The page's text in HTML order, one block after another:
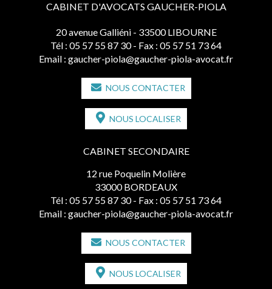
CABINET D'AVOCATS GAUCHER-PIOLA
20 avenue Galliéni - 33500 LIBOURNE
Tél : 05 57 55 87 30 - Fax : 05 57 51 73 64
Email : gaucher-piola@gaucher-piola-avocat.fr
NOUS CONTACTER
NOUS LOCALISER
CABINET SECONDAIRE
12 rue Poquelin Molière
33000 BORDEAUX
Tél : 05 57 55 87 30 - Fax : 05 57 51 73 64
Email : gaucher-piola@gaucher-piola-avocat.fr
NOUS CONTACTER
NOUS LOCALISER